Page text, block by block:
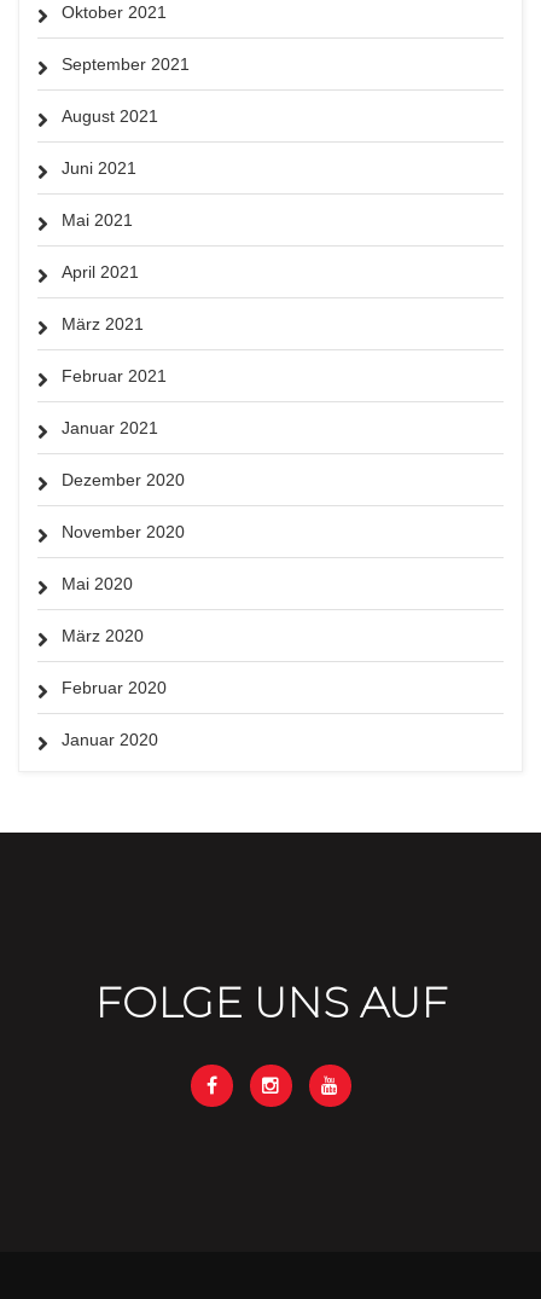
Oktober 2021
September 2021
August 2021
Juni 2021
Mai 2021
April 2021
März 2021
Februar 2021
Januar 2021
Dezember 2020
November 2020
Mai 2020
März 2020
Februar 2020
Januar 2020
FOLGE UNS AUF